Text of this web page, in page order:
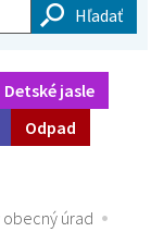
Detské jasle
Odpad
obecný úrad